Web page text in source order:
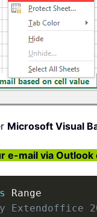
Microsoft Visual
e-mail via Outlook
Extendoffice